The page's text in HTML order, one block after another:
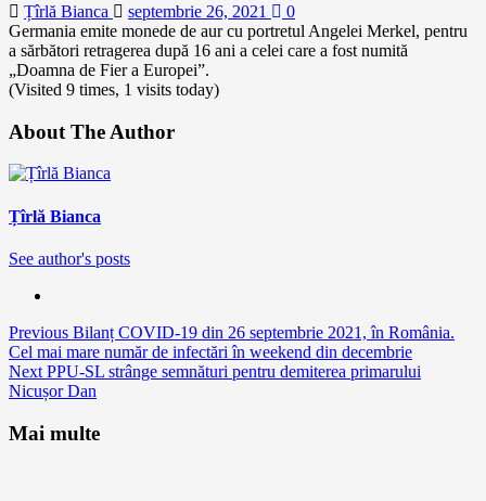
Țîrlă Bianca septembrie 26, 2021
0
Germania emite monede de aur cu portretul Angelei Merkel, pentru
a sărbători retragerea după 16 ani a celei care a fost numită
„Doamna de Fier a Europei”.
(Visited 9 times, 1 visits today)
About The Author
Țîrlă Bianca
See author's posts
Continue
Reading
Previous Bilanț COVID-19 din 26 septembrie 2021, în România.
Cel mai mare număr de infectări în weekend din decembrie
Next PPU-SL strânge semnături pentru demiterea primarului
Nicușor Dan
Mai multe